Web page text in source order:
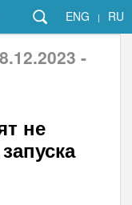
ENG | RU
-
не